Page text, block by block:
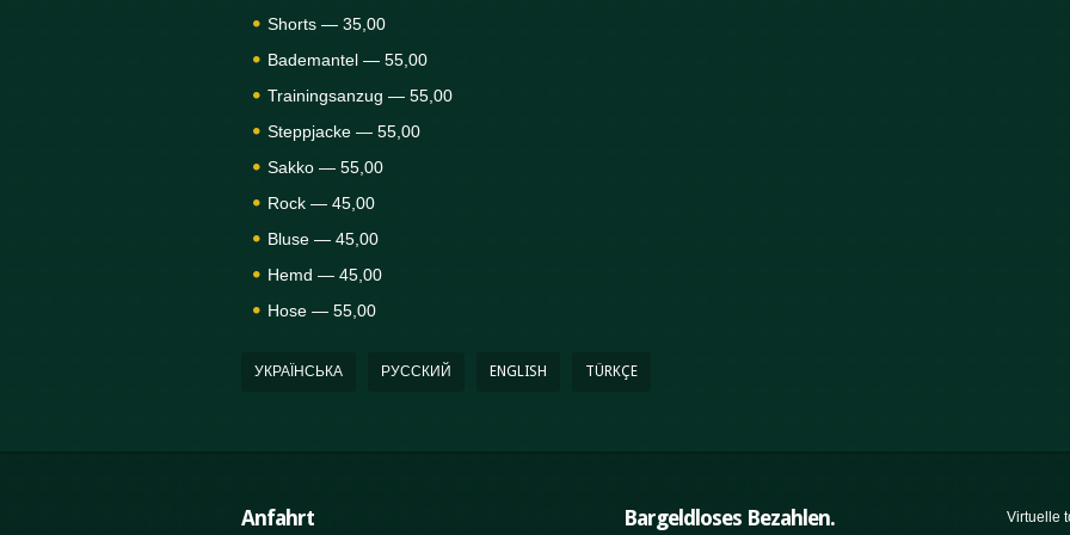
Shorts — 35,00
Bademantel — 55,00
Trainingsanzug — 55,00
Steppjacke — 55,00
Sakko — 55,00
Rock — 45,00
Bluse — 45,00
Hemd — 45,00
Hose — 55,00
УКРАЇНСЬКА РУССКИЙ ENGLISH TÜRKÇE
Anfahrt
Bargeldloses Bezahlen.
Virtuelle